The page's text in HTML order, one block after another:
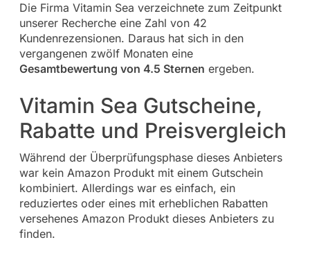
Die Firma Vitamin Sea verzeichnete zum Zeitpunkt
unserer Recherche eine Zahl von 42
Kundenrezensionen. Daraus hat sich in den
vergangenen zwölf Monaten eine
Gesamtbewertung von 4.5 Sternen ergeben.
Vitamin Sea Gutscheine,
Rabatte und Preisvergleich
Während der Überprüfungsphase dieses Anbieters
war kein Amazon Produkt mit einem Gutschein
kombiniert. Allerdings war es einfach, ein
reduziertes oder eines mit erheblichen Rabatten
versehenes Amazon Produkt dieses Anbieters zu
finden.